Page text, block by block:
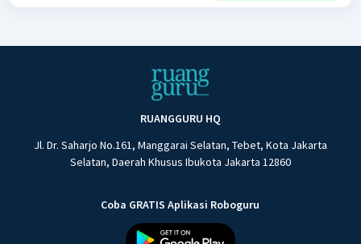
RUANGGURU HQ
Jl. Dr. Saharjo No.161, Manggarai Selatan, Tebet, Kota Jakarta
Selatan, Daerah Khusus Ibukota Jakarta 12860
Coba GRATIS Aplikasi Roboguru